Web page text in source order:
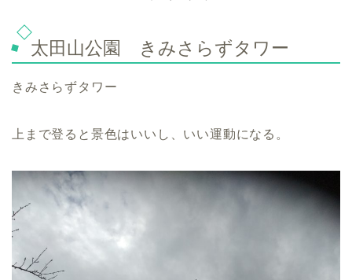
太田山公園 きみさらずタワー
きみさらずタワー
上まで登ると景色はいいし、いい運動になる。